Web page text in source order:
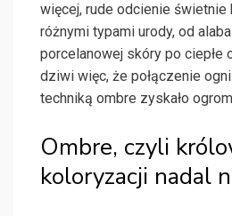
więcej, rude odcienie świetnie
różnymi typami urody, od
porcelanowej skóry po ciepłe
dziwi więc, że połączenie
techniką ombre zyskało
Ombre, czyli
koloryzacji nadal